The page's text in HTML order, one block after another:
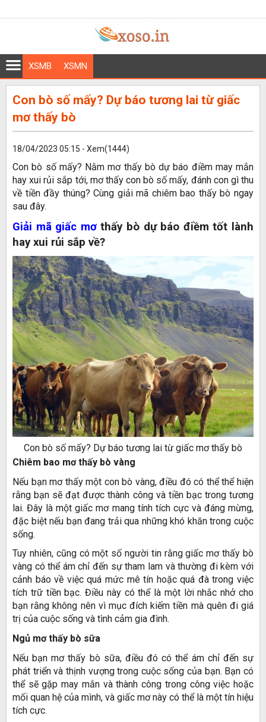
XSMB XSMN
Con bò số mấy? Dự báo tương lai từ giấc
mơ thấy bò
18/04/2023 05:15 - Xem(1444)
Con bò số mấy? Nằm mơ thấy bò dự báo điềm may mắn
hay xui rủi sắp tới, mơ thấy con bò số mấy, đánh con gì thu
về tiền đầy thúng? Cùng giải mã chiêm bao thấy bò ngay
sau đây.
Giải mã giấc mơthấy bò dự báo điềm tốt lành
hay xui rủi sắp về?
Con bò số mấy? Dự báo tương lai từ giấc mơ thấy bò
Chiêm bao mơ thấy bò vàng
Nếu bạn mơ thấy một con bò vàng, điều đó có thể thể hiện
rằng bạn sẽ đạt được thành công và tiền bạc trong tương
lai. Đây là một giấc mơ mang tính tích cực và đáng mừng,
đặc biệt nếu bạn đang trải qua những khó khăn trong cuộc
sống.
Tuy nhiên, cũng có một số người tin rằng giấc mơ thấy bò
vàng có thể ám chỉ đến sự tham lam và thường đi kèm với
cảnh báo về việc quá mức mê tín hoặc quá đà trong việc
tích trữ tiền bạc. Điều này có thể là một lời nhắc nhở cho
bạn rằng không nên vì mục đích kiếm tiền mà quên đi giá
trị của cuộc sống và tình cảm gia đình.
Ngủ mơ thấy bò sữa
Nếu bạn mơ thấy bò sữa, điều đó có thể ám chỉ đến sự
phát triển và thịnh vượng trong cuộc sống của bạn. Bạn có
thể sẽ gặp may mắn và thành công trong công việc hoặc
mối quan hệ của mình, và giấc mơ này có thể là một tín hiệu
tích cực.